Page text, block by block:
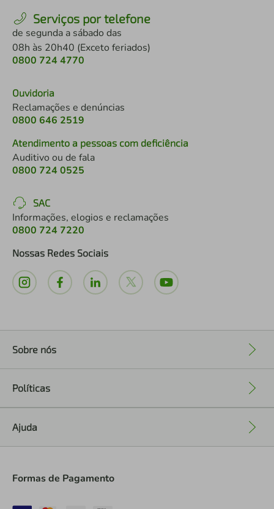
Serviços por telefone
de segunda a sábado das
08h às 20h40 (Exceto feriados)
0800 724 4770
Ouvidoria
Reclamações e denúncias
0800 646 2519
Atendimento a pessoas com deficiência
Auditivo ou de fala
0800 724 0525
SAC
Informações, elogios e reclamações
0800 724 7220
Nossas Redes Sociais
Sobre nós
Políticas
Ajuda
Formas de Pagamento